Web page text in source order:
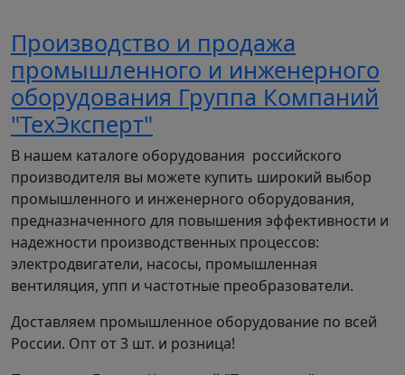
6: Номинальное напряжение 3 ~ 380В ± 15%,
50/60Гц
7: Встроенный тормозной модуль
8: Дополнительное защитное покрытие плат
лаком
9: Защитное покрытие плат компаундом
СХЕМА ПОДКЛЮЧЕНИЯ
ПРЕОБРАЗОВАТЕЛЕЙ ЧАСТОТЫ
INSTART СЕРИИ LCI
Производство и продажа
промышленного и инженерного
оборудования Группа Компаний
"ТехЭксперт"
В нашем каталоге оборудования российского
производителя вы можете купить широкий выбор
промышленного и инженерного оборудования,
предназначенного для повышения эффективности и
надежности производственных процессов:
электродвигатели, насосы, промышленная
вентиляция, упп и частотные преобразователи.
Доставляем промышленное оборудование по всей
России. Опт от 3 шт. и розница!